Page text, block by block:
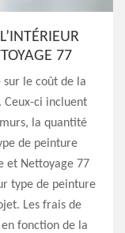
77
sur le coût de la
ci incluent
la quantité
de peinture
et Nettoyage 77
type de peinture
Les frais de
fonction de la